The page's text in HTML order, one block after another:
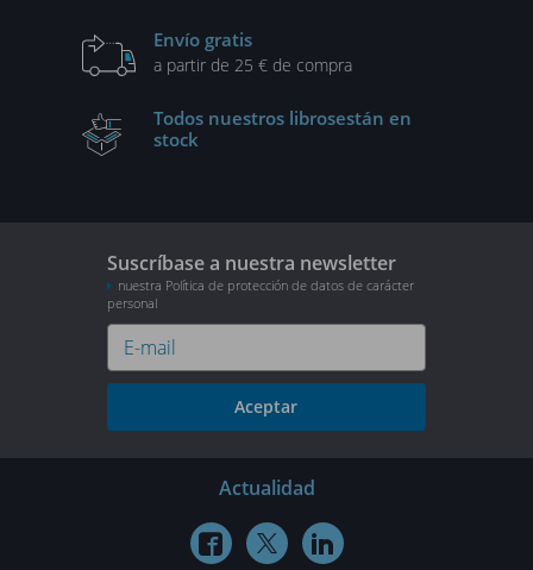
Envío gratis
a partir de 25 € de compra
Todos nuestros librosestán en
stock
Suscríbase a nuestra newsletter
nuestra Política de protección de datos de carácter
personal
Aceptar
Actualidad
  